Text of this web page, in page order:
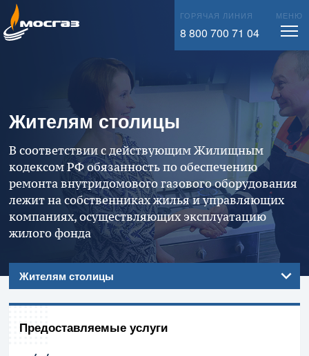
Закупки
Имущественные торги
Справочная информация
Информационный вестник
Новости Москвы
Материалы для СМИ
info@mos-gaz.ru ГОРЯЧАЯ ЛИНИЯ
8 800 700 71 04
МЕНЮ
Жителям столицы
В соответствии с действующим Жилищным
кодексом РФ обязанность по обеспечению
ремонта внутридомового газового оборудования
лежит на собственниках жилья и управляющих
компаниях, осуществляющих эксплуатацию
жилого фонда
Жителям столицы
Предоставляемые услуги
Цены
Предоставляемые услуги